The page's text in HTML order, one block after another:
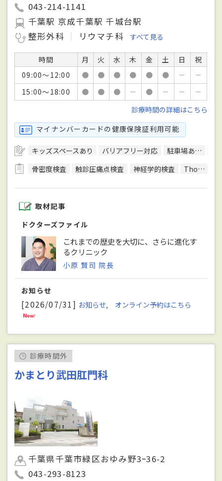
043-214-1141
千葉駅 京成千葉駅 千城台駅
整形外科
リウマチ科 すべて見る
時間 月 火 水 木 金 土 日
祝
09:00～12:00
● ● ● ● ● ● －
－
15:00～18:00
● ● ● － ● － －
－
診療時間の詳細はこちら
マイナンバーカードの健康保険証利用可能
キッズスペースあり バリアフリー対応 駐車場あり
骨密度検査
触診圧痛点検査 神経学的検査 Thomsen（トムセン）テスト
取材記事
ドクターズファイル
これまでの歴史を大切に、さらに進化す
るクリニック
小原 賢司 院長
お知らせ
[2026/07/31] お知らせ, オンライン予約はこちら
診療時間外
かまとり武田肛門科
千葉県千葉市緑区おゆみ野3ｰ36-2
043-293-8123